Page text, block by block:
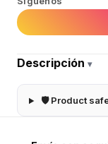
Descripción ▾
🛡 Product